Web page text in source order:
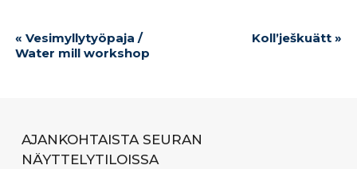
Tapahtuma
navigointi
« Vesimyllytyöpaja /
Water mill workshop
Kollʼješkuätt »
AJANKOHTAISTA SEURAN
NÄYTTELYTILOISSA